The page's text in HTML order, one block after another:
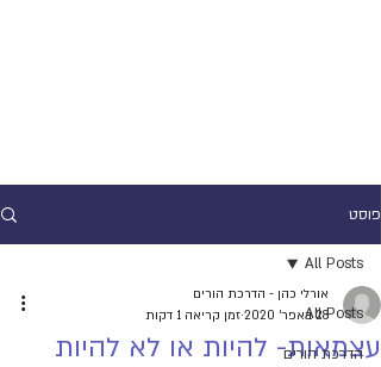
פוסט
All Posts
הדרכת הורים
All Posts
עצמאות- להיות או לא להיות
אורלי כהן - הדרכת הורים
28 באפר׳ 2020
זמן קריאה 1 דקות